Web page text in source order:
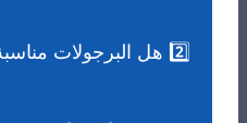
2️⃣ هل البرجولات